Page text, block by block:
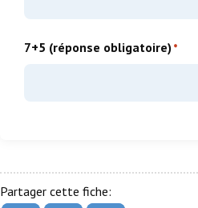
7+5 (réponse obligatoire)*
Partager cette fiche: